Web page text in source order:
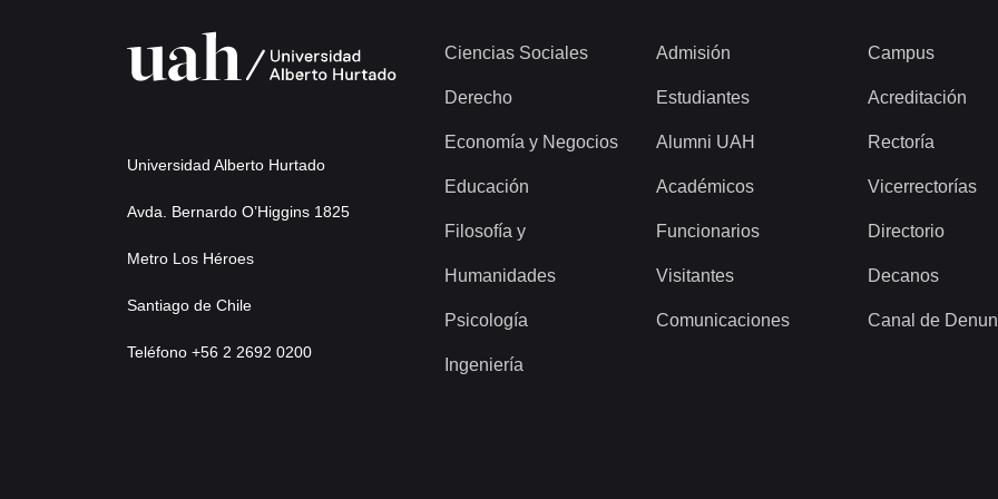
Universidad Alberto Hurtado
Avda. Bernardo O’Higgins 1825
Metro Los Héroes
Santiago de Chile
Teléfono +56 2 2692 0200
Ciencias Sociales
Derecho
Economía y Negocios
Educación
Filosofía y
Humanidades
Psicología
Ingeniería
Admisión
Estudiantes
Alumni UAH
Académicos
Funcionarios
Visitantes
Comunicaciones
Campus
Acreditación
Rectoría
Vicerrectorías
Directorio
Decanos
Canal de